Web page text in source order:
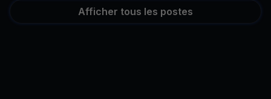
Afficher tous les postes